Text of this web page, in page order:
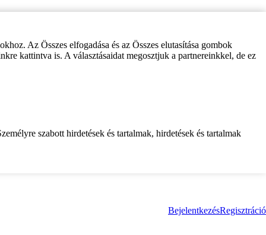
Az Összes elfogadása és az Összes elutasítása gombok
kattintva is. A választásaidat megosztjuk a partnereinkkel, de ez
szabott hirdetések és tartalmak, hirdetések és tartalmak
BejelentkezésRegisztráció